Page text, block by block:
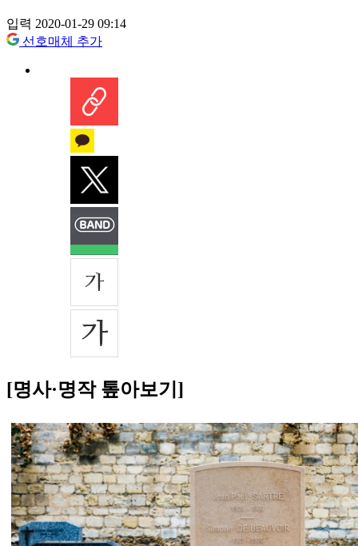
입력 2020-01-29 09:14
선호매체 추가
[명사·명작 톺아보기]